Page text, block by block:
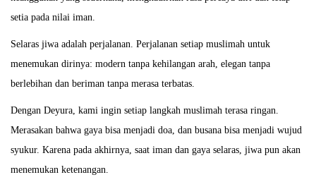
setia pada nilai iman.
Selaras jiwa adalah perjalanan. Perjalanan setiap muslimah untuk
menemukan dirinya: modern tanpa kehilangan arah, elegan tanpa
berlebihan dan beriman tanpa merasa terbatas.
Dengan Deyura, kami ingin setiap langkah muslimah terasa ringan.
Merasakan bahwa gaya bisa menjadi doa, dan busana bisa menjadi wujud
syukur. Karena pada akhirnya, saat iman dan gaya selaras, jiwa pun akan
menemukan ketenangan.